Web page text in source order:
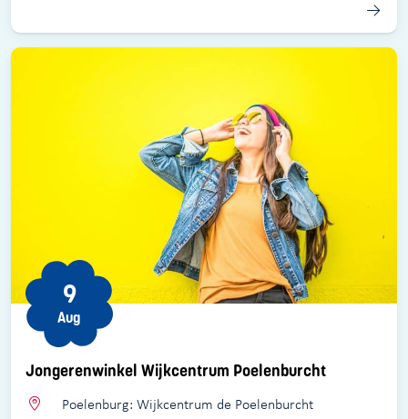
Jongerenwinkel Wijkcentrum Poelenburcht
9
Aug
Poelenburg: Wijkcentrum de Poelenburcht